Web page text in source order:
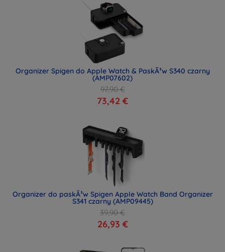
Organizer Spigen do Apple Watch & PaskÃ³w S340 czarny
(AMP07602)
97,90 €
73,42 €
Organizer do paskÃ³w Spigen Apple Watch Band Organizer
S341 czarny (AMP09445)
39,90 €
26,93 €